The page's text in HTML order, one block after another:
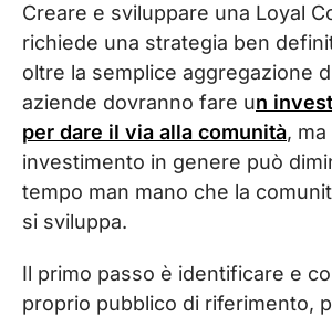
Creare e sviluppare una Loyal
richiede una strategia ben
oltre la semplice aggregazione
aziende dovranno fare un
per dare il via alla comunità,
investimento in genere può
tempo man mano che la
si sviluppa.
Il primo passo è identificare e
proprio pubblico di riferimento,